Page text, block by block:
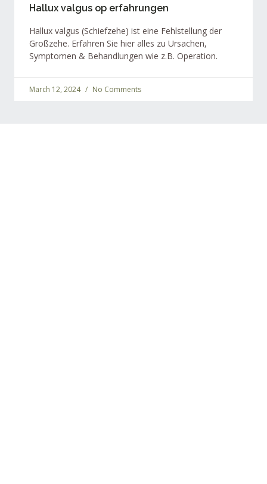
Hallux valgus op erfahrungen
Hallux valgus (Schiefzehe) ist eine Fehlstellung der
Großzehe. Erfahren Sie hier alles zu Ursachen,
Symptomen & Behandlungen wie z.B. Operation.
March 12, 2024 No Comments